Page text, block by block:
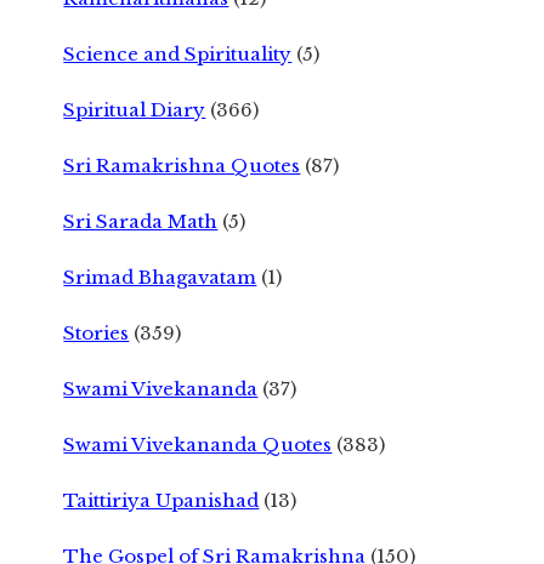
Science and Spirituality (5)
Spiritual Diary (366)
Sri Ramakrishna Quotes (87)
Sri Sarada Math (5)
Srimad Bhagavatam (1)
Stories (359)
Swami Vivekananda (37)
Swami Vivekananda Quotes (383)
Taittiriya Upanishad (13)
The Gospel of Sri Ramakrishna (150)